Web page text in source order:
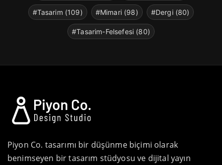
#Tasarim (109) #Mimari (98) #Dergi (80)
#Tasarim-Felsefesi (80)
Piyon Co. tasarımı bir düşünme biçimi olarak
benimseyen bir tasarım stüdyosu ve dijital yayın